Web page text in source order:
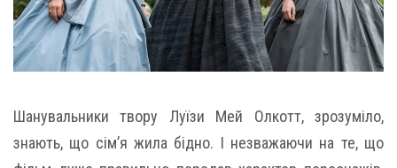
Шанувальники твору Луїзи Мей Олкотт, зрозуміло,
знають, що сім’я жила бідно. І незважаючи на те, що